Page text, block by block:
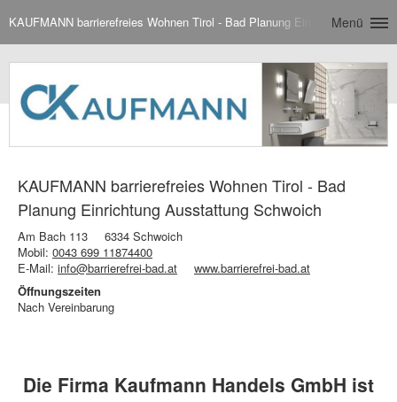
KAUFMANN barrierefreies Wohnen Tirol - Bad Planung Einrichtung
Menü
KAUFMANN barrierefreies Wohnen Tirol - Bad
Planung Einrichtung Ausstattung Schwoich
Am Bach 113
6334 Schwoich
Mobil: 0043 699 11874400
E-Mail: info@barrierefrei-bad.at
www.barrierefrei-bad.at
Öffnungszeiten
Nach Vereinbarung
Die Firma Kaufmann Handels GmbH ist